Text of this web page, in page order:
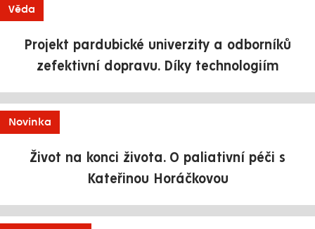
Věda
Projekt pardubické univerzity a odborníků
zefektivní dopravu. Díky technologiím
Novinka
Život na konci života. O paliativní péči s
Kateřinou Horáčkovou